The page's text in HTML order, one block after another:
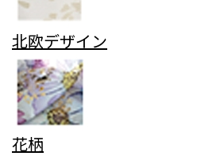
北欧デザイン
花柄